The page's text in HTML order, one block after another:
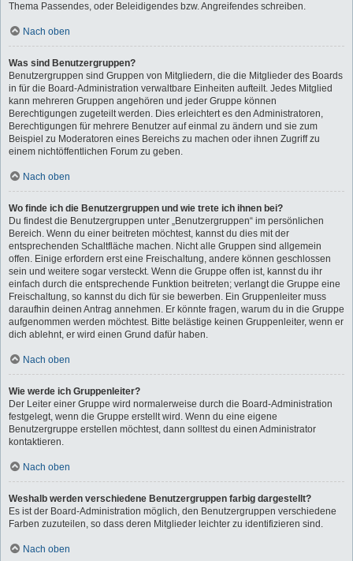
Thema Passendes, oder Beleidigendes bzw. Angreifendes schreiben.
Nach oben
Was sind Benutzergruppen?
Benutzergruppen sind Gruppen von Mitgliedern, die die Mitglieder des Boards
in für die Board-Administration verwaltbare Einheiten aufteilt. Jedes Mitglied
kann mehreren Gruppen angehören und jeder Gruppe können
Berechtigungen zugeteilt werden. Dies erleichtert es den Administratoren,
Berechtigungen für mehrere Benutzer auf einmal zu ändern und sie zum
Beispiel zu Moderatoren eines Bereichs zu machen oder ihnen Zugriff zu
einem nichtöffentlichen Forum zu geben.
Nach oben
Wo finde ich die Benutzergruppen und wie trete ich ihnen bei?
Du findest die Benutzergruppen unter „Benutzergruppen“ im persönlichen
Bereich. Wenn du einer beitreten möchtest, kannst du dies mit der
entsprechenden Schaltfläche machen. Nicht alle Gruppen sind allgemein
offen. Einige erfordern erst eine Freischaltung, andere können geschlossen
sein und weitere sogar versteckt. Wenn die Gruppe offen ist, kannst du ihr
einfach durch die entsprechende Funktion beitreten; verlangt die Gruppe eine
Freischaltung, so kannst du dich für sie bewerben. Ein Gruppenleiter muss
daraufhin deinen Antrag annehmen. Er könnte fragen, warum du in die Gruppe
aufgenommen werden möchtest. Bitte belästige keinen Gruppenleiter, wenn er
dich ablehnt, er wird einen Grund dafür haben.
Nach oben
Wie werde ich Gruppenleiter?
Der Leiter einer Gruppe wird normalerweise durch die Board-Administration
festgelegt, wenn die Gruppe erstellt wird. Wenn du eine eigene
Benutzergruppe erstellen möchtest, dann solltest du einen Administrator
kontaktieren.
Nach oben
Weshalb werden verschiedene Benutzergruppen farbig dargestellt?
Es ist der Board-Administration möglich, den Benutzergruppen verschiedene
Farben zuzuteilen, so dass deren Mitglieder leichter zu identifizieren sind.
Nach oben